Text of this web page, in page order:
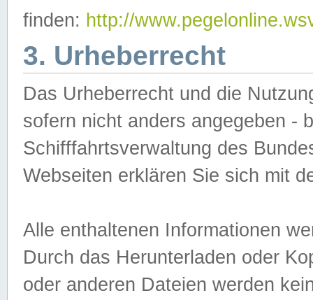
finden: http://
3. Urheberrecht
Das Urheberrecht und die
sofern nicht anders angegeben -
Schifffahrtsverwaltung des
Webseiten erklären Sie sich mit
Alle enthaltenen Informationen
Durch das Herunterladen oder
oder anderen Dateien werden